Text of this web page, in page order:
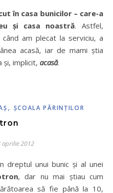
în casa bunicilor – care-a
și casa noastră. Astfel,
am plecat la serviciu, a
acasă, iar de mami știa
și, implicit, acasă.
, ŞCOALA PĂRINŢILOR
aprilie 2012
, dar nu mai ştiau cum
să fie până la 10,